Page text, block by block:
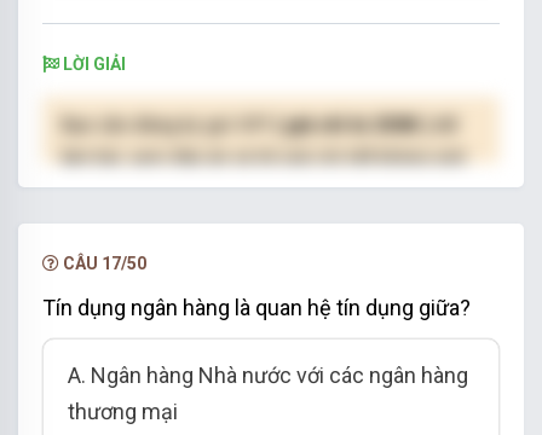
LỜI GIẢI
( giá chỉ từ 250K )
hạn.
CÂU 17/50
Tín dụng ngân hàng là quan hệ tín dụng giữa?
A. Ngân hàng Nhà nước với các ngân hàng
thương mại